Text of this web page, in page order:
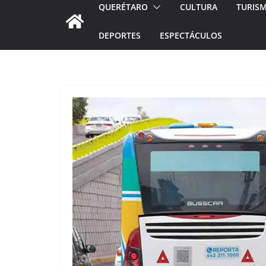
QUERÉTARO CULTURA
DEPORTES ESPECTÁCULOS